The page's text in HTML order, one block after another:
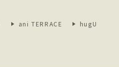
ani TERRACE
hugU